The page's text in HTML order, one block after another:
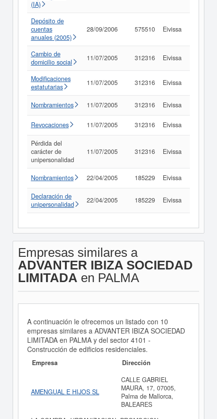
(IA)
Depósito de
cuentas
anuales (2005)
28/09/2006 575510 Eivissa
Cambio de
domicilio social
11/07/2005 312316 Eivissa
Modificaciones
estatutarias
11/07/2005 312316 Eivissa
Nombramientos 11/07/2005 312316 Eivissa
Revocaciones 11/07/2005 312316 Eivissa
Pérdida del
carácter de
unipersonalidad
11/07/2005 312316 Eivissa
Nombramientos 22/04/2005 185229 Eivissa
Declaración de
unipersonalidad
22/04/2005 185229 Eivissa
Empresas similares a
ADVANTER IBIZA SOCIEDAD
LIMITADA en PALMA
A continuación le ofrecemos un listado con 10
empresas similares a ADVANTER IBIZA SOCIEDAD
LIMITADA en PALMA y del sector 4101 -
Construcción de edificios residenciales.
Empresa Dirección
AMENGUAL E HIJOS SL
CALLE GABRIEL
MAURA, 17, 07005,
Palma de Mallorca,
BALEARES